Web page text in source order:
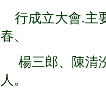
行成立大會.主
春、
楊三郎、陳清
人。